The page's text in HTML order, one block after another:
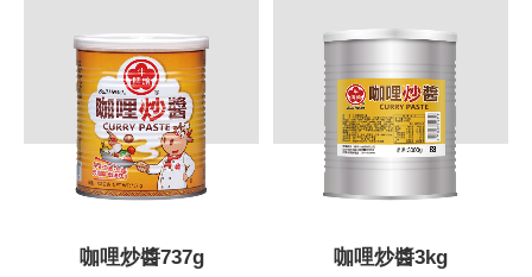
炒醬737g 咖哩炒醬3kg